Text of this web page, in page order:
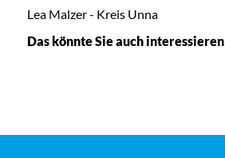
Lea Malzer - Kreis Unna
Das könnte Sie auch interessieren